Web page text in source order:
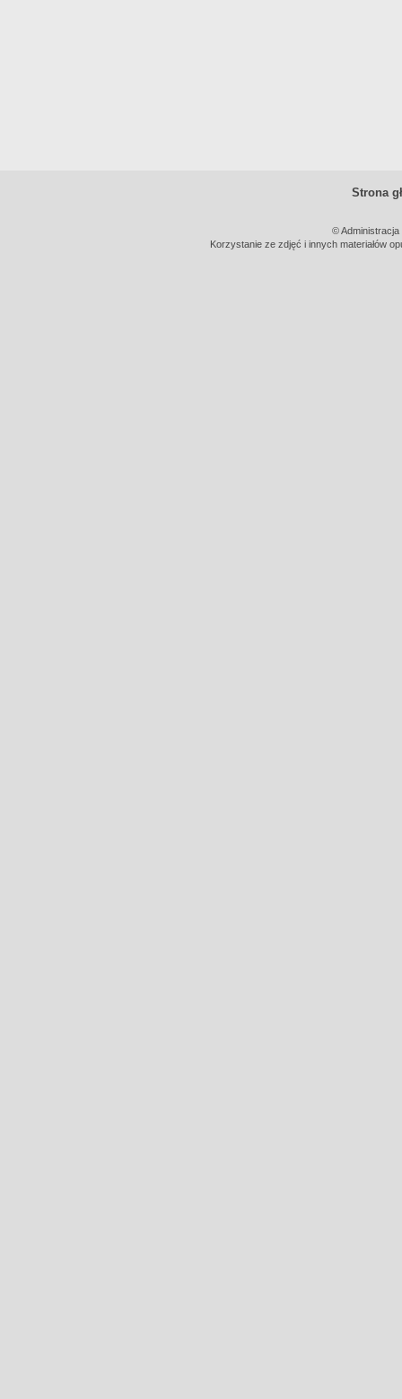
Strona
© Administracja
Korzystanie ze zdjęć i innych materiałów